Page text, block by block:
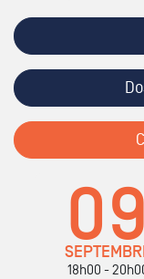
09
18h00 -